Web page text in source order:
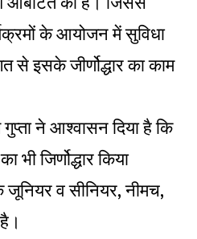
के आयोजन में सुविधा
से इसके जीर्णोद्धार का काम
ने आश्वासन दिया है कि
जिर्णोद्धार किया
व सीनियर, नीमच,